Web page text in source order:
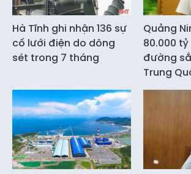
Hà Tĩnh ghi nhận 136 sự
cố lưới điện do dông
sét trong 7 tháng
Quảng
80.000
đường
Trung